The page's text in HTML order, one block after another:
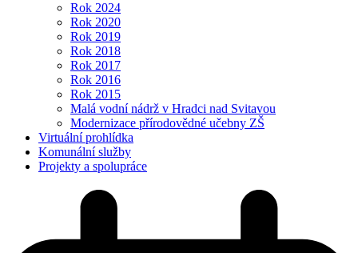
Rok 2024
Rok 2020
Rok 2019
Rok 2018
Rok 2017
Rok 2016
Rok 2015
Malá vodní nádrž v Hradci nad Svitavou
Modernizace přírodovědné učebny ZŠ
Virtuální prohlídka
Komunální služby
Projekty a spolupráce